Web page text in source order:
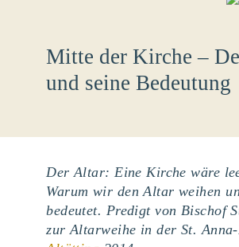
Mitte der Kirche –
und seine Bedeutung
Der Altar: Eine Kirche wäre
Warum wir den Altar weihen
bedeutet. Predigt von Bischof
zur Altarweihe in der St.